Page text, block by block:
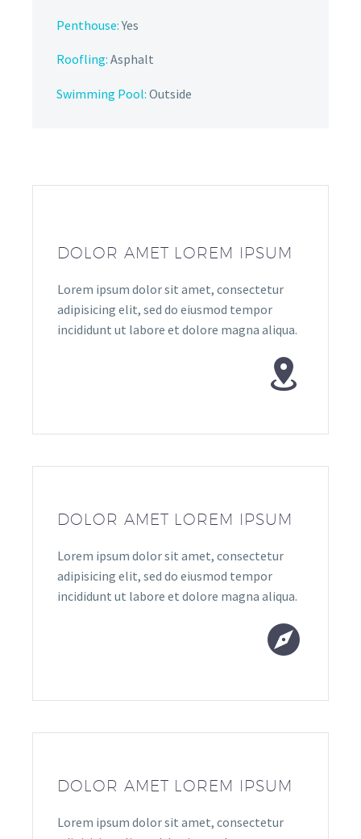
Penthouse:Yes
Roofling: Asphalt
Swimming Pool: Outside
DOLOR AMET LOREM IPSUM
Lorem ipsum dolor sit amet, consectetur
adipisicing elit, sed do eiusmod tempor
incididunt ut labore et dolore magna aliqua.


DOLOR AMET LOREM IPSUM
Lorem ipsum dolor sit amet, consectetur
adipisicing elit, sed do eiusmod tempor
incididunt ut labore et dolore magna aliqua.


DOLOR AMET LOREM IPSUM
Lorem ipsum dolor sit amet, consectetur